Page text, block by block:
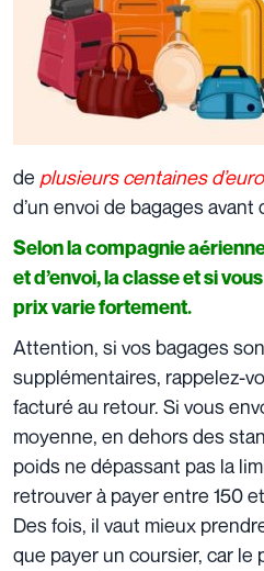
de plusieurs centaines
d’un envoi de bagages avant
Selon la compagnie
et d’envoi, la classe et si
prix varie fortement.
Attention, si vos bagages
supplémentaires, rappelez-
facturé au retour. Si vous
moyenne, en dehors des
poids ne dépassant pas la
retrouver à payer entre 150
Des fois, il vaut mieux
que payer un coursier, car le